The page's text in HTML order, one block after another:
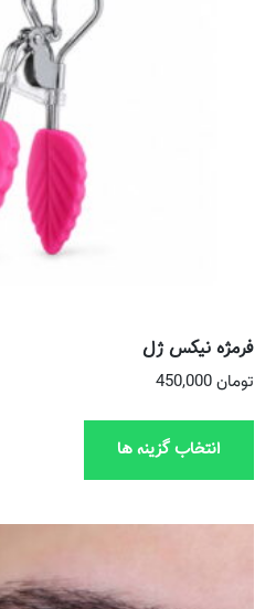
فرمژه نیکس ژل
تومان
انتخاب گزینه ها